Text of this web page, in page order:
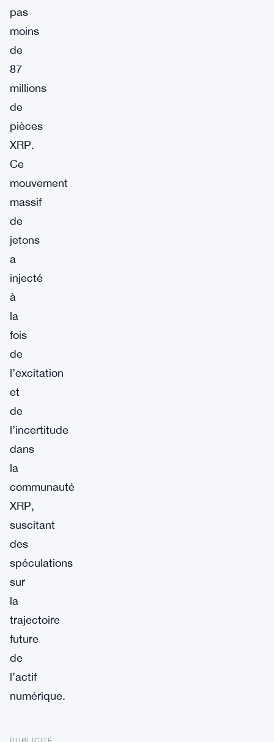
pas
moins
de
87
millions
de
pièces
XRP.
Ce
mouvement
massif
de
jetons
a
injecté
à
la
fois
de
l’excitation
et
de
l’incertitude
dans
la
communauté
XRP,
suscitant
des
spéculations
sur
la
trajectoire
future
de
l’actif
numérique.